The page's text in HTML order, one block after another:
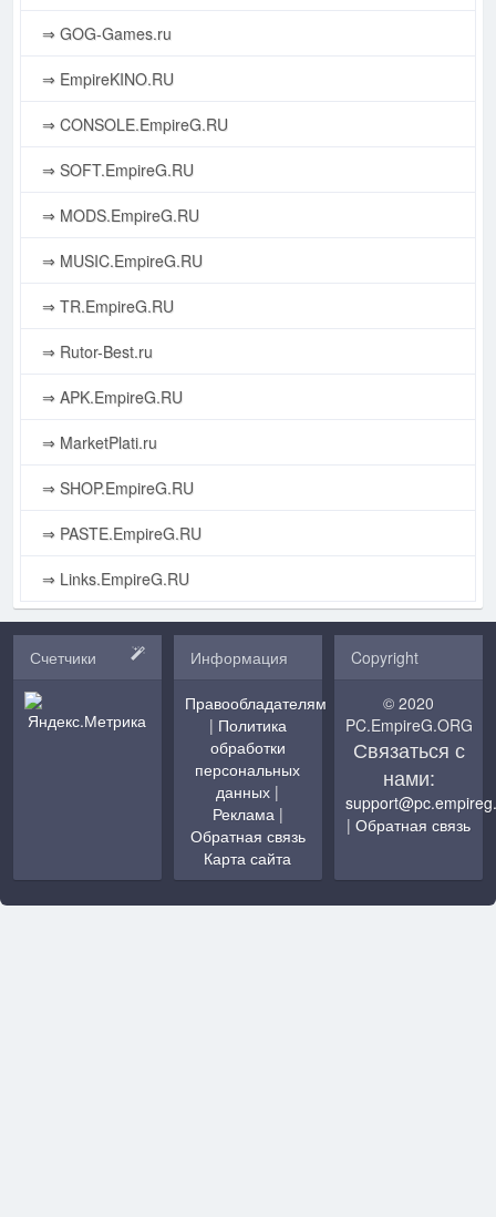
⇒ GOG-Games.ru
⇒ EmpireKINO.RU
⇒ CONSOLE.EmpireG.RU
⇒ SOFT.EmpireG.RU
⇒ MODS.EmpireG.RU
⇒ MUSIC.EmpireG.RU
⇒ TR.EmpireG.RU
⇒ Rutor-Best.ru
⇒ APK.EmpireG.RU
⇒ MarketPlati.ru
⇒ SHOP.EmpireG.RU
⇒ PASTE.EmpireG.RU
⇒ Links.EmpireG.RU
Счетчики Информация
Правообладателям
| Политика
обработки
персональных
данных |
Реклама |
Обратная связь
Карта сайта
Copyright
© 2020
PC.EmpireG.ORG
Связаться с
нами:
|Обратная связь